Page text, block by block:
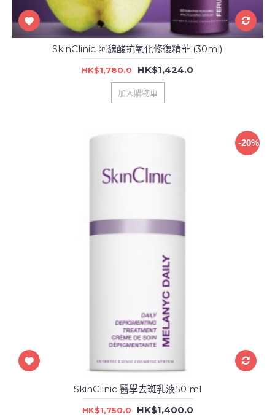
SkinClinic 阿魏酸抗氧化修復精華 (30ml)
HK$1,780.0 HK$1,424.0
加入購物車
-20%
SkinClinic 醫學去斑乳液50 ml
HK$1,750.0 HK$1,400.0